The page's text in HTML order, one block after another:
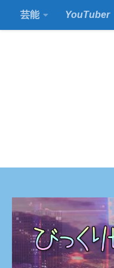
コンテンツの下
芸能 YouTuber